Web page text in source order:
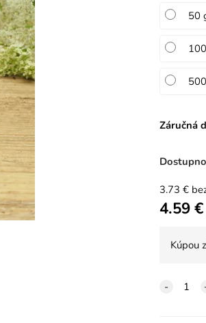
50
Záručná
3.73 €
4.59€
Kúpou